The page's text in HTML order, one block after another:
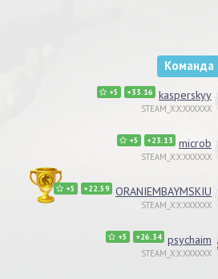
Команда
+5 +33.16 kasperskyy
STEAM_X:X:XXXXXX
+5 +23.13 microb
STEAM_X:X:XXXXXX
+5 +22.59 ORANIEMBAYMSKIU
STEAM_X:X:XXXXXX
+5 +26.34 psychaim
STEAM_X:X:XXXXXX